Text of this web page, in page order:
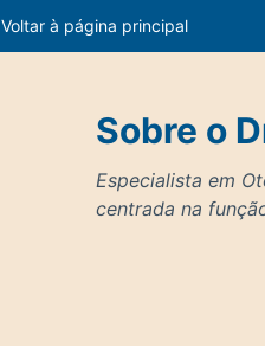
Voltar à página principal
Sobre o
Especialista em
centrada na